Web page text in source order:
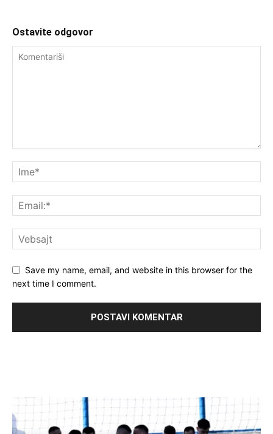
Ostavite odgovor
Save my name, email, and website in this browser for the
next time I comment.